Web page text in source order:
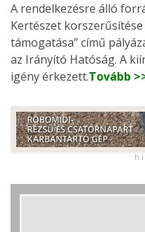
A rendelkezésre álló
Kertészet
támogatása” című
az Irányító Hatóság. A
igény érkezett.Tovább
h